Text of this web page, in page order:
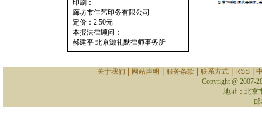
印刷：
廊坊市佳艺印务有限公司
定价：2.50元
本报法律顾问：
郝建平 北京灏礼默律师事务所
关于我们 网站声明 服务条款 联系方式 RSS
Copyright @ 2007-
地址：北京
邮